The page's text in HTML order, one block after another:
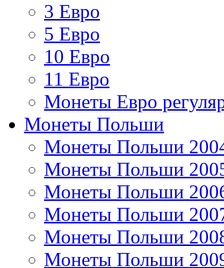
3 Евро
5 Евро
10 Евро
11 Евро
Монеты Евро
Монеты Польши
Монеты Польши
Монеты Польши
Монеты Польши
Монеты Польши
Монеты Польши
Монеты Польши